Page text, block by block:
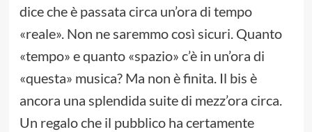
dice che è passata circa un’ora di tempo
«reale». Non ne saremmo così sicuri. Quanto
«tempo» e quanto «spazio» c’è in un’ora di
«questa» musica? Ma non è finita. Il bis è
ancora una splendida suite di mezz’ora circa.
Un regalo che il pubblico ha certamente